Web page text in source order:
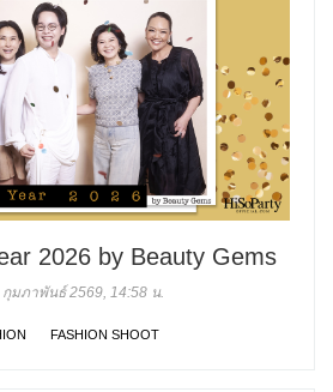
2026 by Beauty Gems
กุมภาพันธ์ 2569, 14:58 น.
FASHION SHOOT